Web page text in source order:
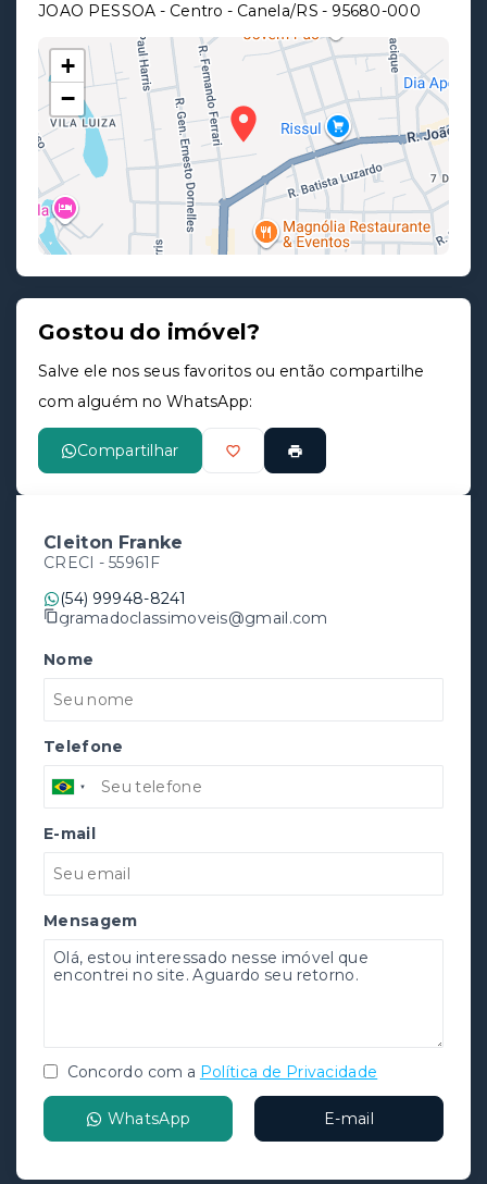
JOAO PESSOA - Centro - Canela/RS - 95680-000
+
−
Gostou do imóvel?
Salve ele nos seus favoritos ou então compartilhe
com alguém no WhatsApp:
Compartilhar
Cleiton Franke
CRECI - 55961F
(54) 99948-8241
gramadoclassimoveis@gmail.com
Nome
Telefone
E-mail
Mensagem
Concordo com a Política de Privacidade
WhatsApp E-mail